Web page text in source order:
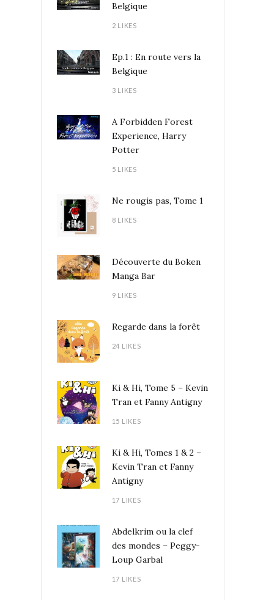
Belgique
2 LIKES
Ep.1 : En route vers la
Belgique
3 LIKES
A Forbidden Forest
Experience, Harry
Potter
5 LIKES
Ne rougis pas, Tome 1
8 LIKES
Découverte du Boken
Manga Bar
9 LIKES
Regarde dans la forêt
24 LIKES
Ki & Hi, Tome 5 – Kevin
Tran et Fanny Antigny
15 LIKES
Ki & Hi, Tomes 1 & 2 –
Kevin Tran et Fanny
Antigny
17 LIKES
Abdelkrim ou la clef
des mondes – Peggy-
Loup Garbal
17 LIKES